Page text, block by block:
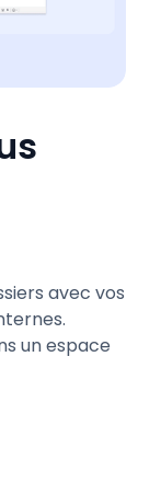
avec vos
un espace